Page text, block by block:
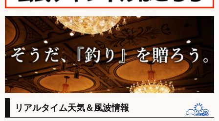
リアルタイム天気＆風波情報